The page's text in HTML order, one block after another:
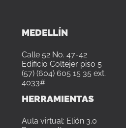
MEDELLÍN
Calle 52 No. 47-42
Edificio Coltejer piso 5
(57) (604) 605 15 35 ext.
4033#
HERRAMIENTAS
Aula virtual: Elión 3.0